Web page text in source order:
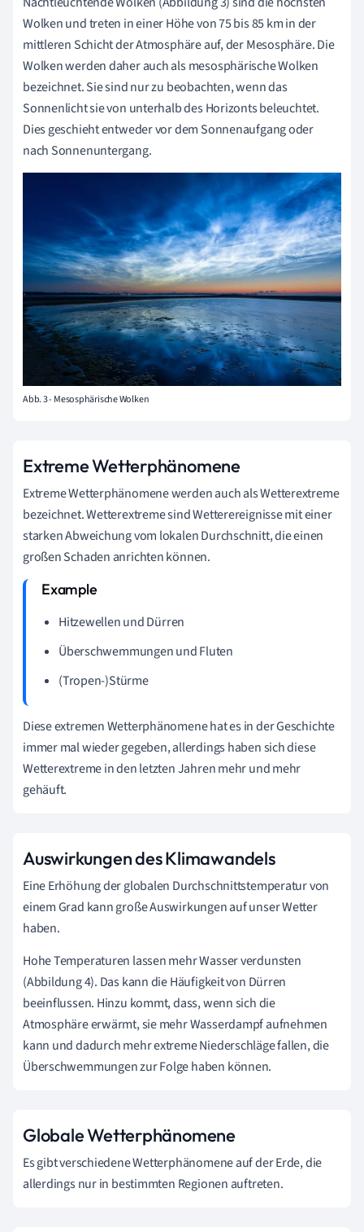
Wolken und treten in einer Höhe von 75 bis 85 km in der
mittleren Schicht der Atmosphäre auf, der Mesosphäre. Die
Wolken werden daher auch als mesosphärische Wolken
bezeichnet. Sie sind nur zu beobachten, wenn das
Sonnenlicht sie von unterhalb des Horizonts beleuchtet.
Dies geschieht entweder vor dem Sonnenaufgang oder
nach Sonnenuntergang.
Abb. 3 - Mesosphärische Wolken
Extreme Wetterphänomene
Extreme Wetterphänomene werden auch als Wetterextreme
bezeichnet. Wetterextreme sind Wetterereignisse mit einer
starken Abweichung vom lokalen Durchschnitt, die einen
großen Schaden anrichten können.
Hitzewellen und Dürren
Überschwemmungen und Fluten
(Tropen-)Stürme
Diese extremen Wetterphänomene hat es in der Geschichte
immer mal wieder gegeben, allerdings haben sich diese
Wetterextreme in den letzten Jahren mehr und mehr
gehäuft.
Auswirkungen des Klimawandels
Eine Erhöhung der globalen Durchschnittstemperatur von
einem Grad kann große Auswirkungen auf unser Wetter
haben.
Hohe Temperaturen lassen mehr Wasser verdunsten
(Abbildung 4). Das kann die Häufigkeit von Dürren
beeinflussen. Hinzu kommt, dass, wenn sich die
Atmosphäre erwärmt, sie mehr Wasserdampf aufnehmen
kann und dadurch mehr extreme Niederschläge fallen, die
Überschwemmungen zur Folge haben können.
Globale Wetterphänomene
Es gibt verschiedene Wetterphänomene auf der Erde, die
allerdings nur in bestimmten Regionen auftreten.